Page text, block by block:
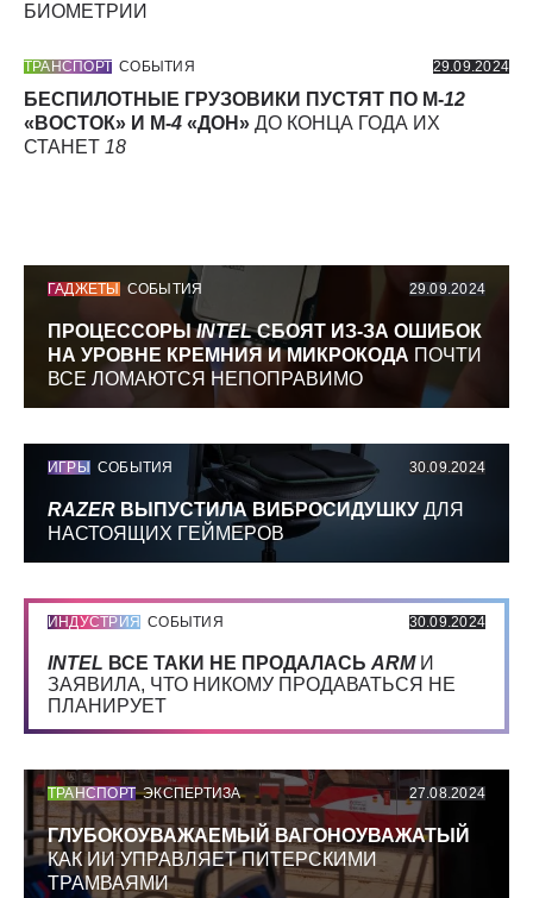
БИОМЕТРИИ
ТРАНСПОРТ СОБЫТИЯ 29.09.2024
БЕСПИЛОТНЫЕ ГРУЗОВИКИ ПУСТЯТ ПО М-12
«ВОСТОК» И М-4 «ДОН» ДО КОНЦА ГОДА ИХ
СТАНЕТ 18
ГАДЖЕТЫ СОБЫТИЯ 29.09.2024
ПРОЦЕССОРЫINTELСБОЯТ ИЗ-ЗА ОШИБОК
НА УРОВНЕ КРЕМНИЯ И МИКРОКОДА ПОЧТИ
ВСЕ ЛОМАЮТСЯ НЕПОПРАВИМО
ИГРЫ СОБЫТИЯ 30.09.2024
RAZER ВЫПУСТИЛА ВИБРОСИДУШКУ ДЛЯ
НАСТОЯЩИХ ГЕЙМЕРОВ
ИНДУСТРИЯ СОБЫТИЯ 30.09.2024
INTEL ВСЕ ТАКИ НЕ ПРОДАЛАСЬ ARMИ
ЗАЯВИЛА, ЧТО НИКОМУ ПРОДАВАТЬСЯ НЕ
ПЛАНИРУЕТ
ТРАНСПОРТ ЭКСПЕРТИЗА 27.08.2024
ГЛУБОКОУВАЖАЕМЫЙ ВАГОНОУВАЖАТЫЙ
КАК ИИ УПРАВЛЯЕТ ПИТЕРСКИМИ
ТРАМВАЯМИ